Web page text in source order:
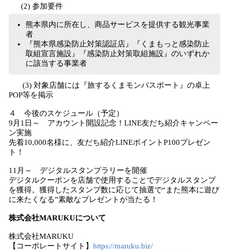
(2) 参加要件
​熊本県内に所在し、商品サービスを提供する観光事業
者
『熊本県感染防止対策認証店』『くまもっと感染防止
取組宣言施設』『感染防止対策取組施設』のいずれか
に該当する事業者
(3) 対象店舗には『旅するくまモンパスポート』の卓上
POP等を掲示
４ 今後のスケジュール（予定）
9月1日～ アカウント開設記念！LINE友だち紹介キャンペー
ン実施
先着10,000名様に、友だち紹介LINEポイントP100プレゼン
ト！
11月～ デジタルスタンプラリーを開催
デジタルクーポンを店舗で使用することでデジタルスタンプ
を獲得。獲得したスタンプ数に応じて抽選で“また熊本に遊び
に来たくなる”素敵なプレゼントが当たる！
株式会社MARUKUについて
株式会社MARUKU
【コーポレートサイト】 https://maruku.biz/